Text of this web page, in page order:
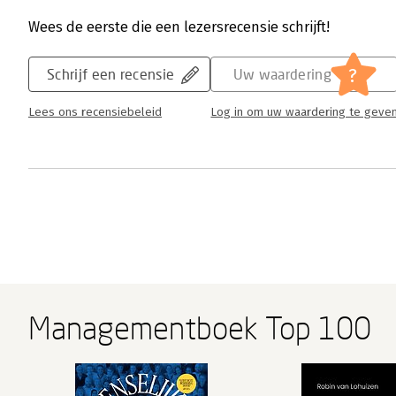
Wees de eerste die een lezersrecensie schrijft!
Schrijf een recensie
Lees ons recensiebeleid
Uw waardering ?
Log in om uw waardering te
Managementboek Top 100